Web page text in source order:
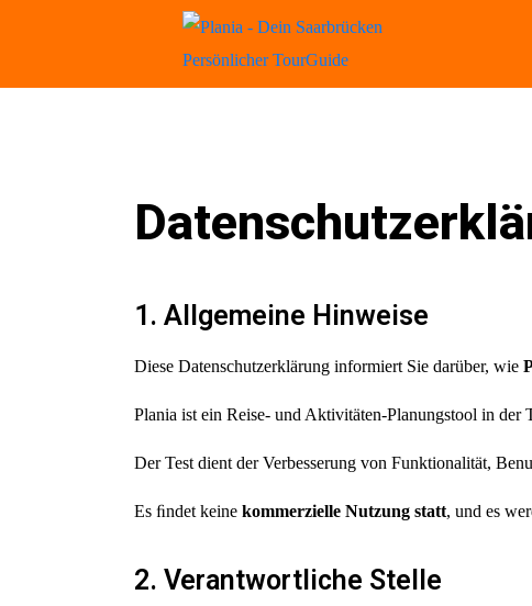
1. Allgemeine Hinweise
Diese Datenschutzerklärung informiert Sie darüber, wie
Plania ist ein Reise- und Aktivitäten-Planungstool in der
Der Test dient der Verbesserung von Funktionalität,
Es ﬁndet keine kommerzielle Nutzung statt, und es
2. Verantwortliche Stelle